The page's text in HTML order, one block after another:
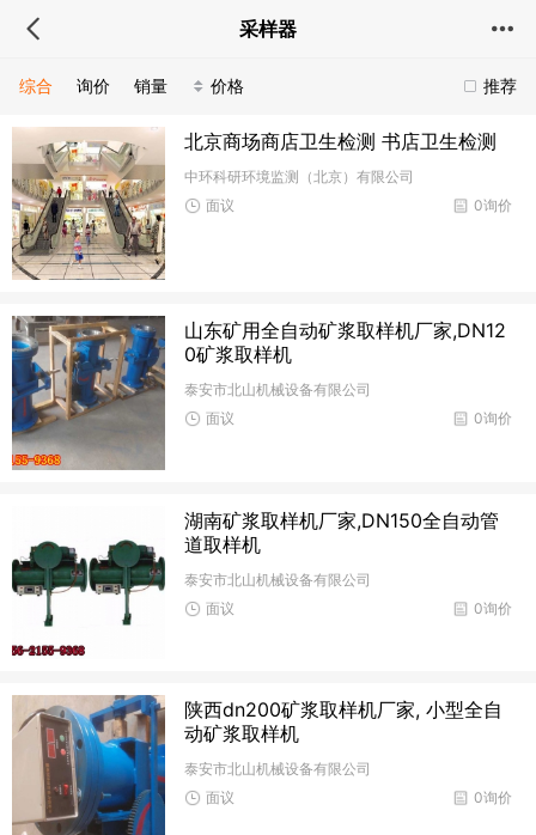
采样器
推荐
综合 询价 销量 价格
北京商场商店卫生检测 书店卫生检测
中环科研环境监测（北京）有限公司
0询价
面议
山东矿用全自动矿浆取样机厂家,DN12
0矿浆取样机
泰安市北山机械设备有限公司
0询价
面议
湖南矿浆取样机厂家,DN150全自动管
道取样机
泰安市北山机械设备有限公司
0询价
面议
陕西dn200矿浆取样机厂家, 小型全自
动矿浆取样机
泰安市北山机械设备有限公司
0询价
面议